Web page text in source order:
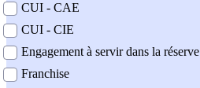
CUI - CAE
CUI - CIE
Engagement à servir dans la réserve
Franchise